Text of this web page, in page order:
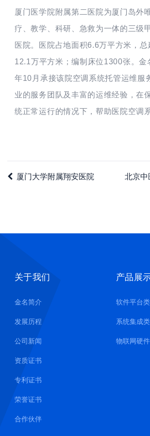
厦门医学院附属第二医院为厦门岛外
疗、教学、科研、急救为一体的三级
医院。医院占地面积6.6万平方米，总
12.1万平方米；编制床位1300张。金
年10月承接该院空调系统托管运维服
业的服务团队及丰富的运维经验，在
统正常运行的情况下，帮助医院空调
厦门大学附属翔安医院 北京中
关于我们
金名简介
发展历程
公司新闻
资质证书
专利证书
荣誉证书
合作伙伴
产品展
软件平台
系统集成
物联网硬